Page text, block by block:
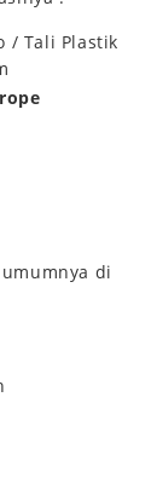
/ Tali Plastik
di